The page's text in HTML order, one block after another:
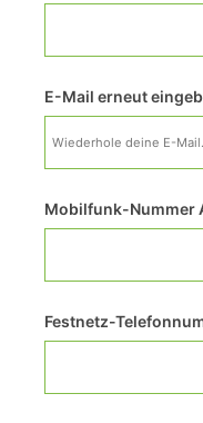
E-Mail erneut
Mobilfunk-Nummer
Festnetz-